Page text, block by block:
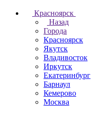
Красноярск
Назад
Города
Красноярск
Якутск
Владивосток
Иркутск
Екатеринбург
Барнаул
Кемерово
Москва